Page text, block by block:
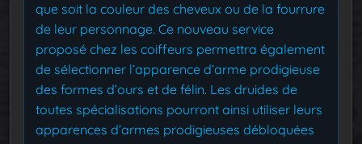
que soit la couleur des cheveux ou de la fourrure
de leur personnage. Ce nouveau service
proposé chez les coiffeurs permettra également
de sélectionner l’apparence d’arme prodigieuse
des formes d’ours et de félin. Les druides de
toutes spécialisations pourront ainsi utiliser leurs
apparences d’armes prodigieuses débloquées